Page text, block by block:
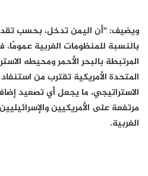
ويضيف: “أن اليمن تدخل، بحسب
بالنسبة للمنظومات الغربية
المرتبطة بالبحر الأحمر ومحيطه
المتحدة الأمريكية تقترب من
الاستراتيجي، ما يجعل أي تصعيد
مرتفعة على الأمريكيين
الغربية.